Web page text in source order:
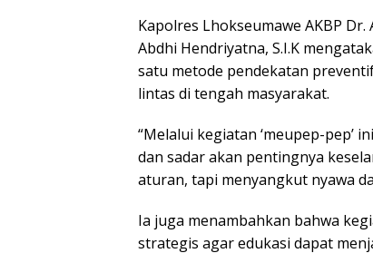
Kapolres Lhokseumawe AKBP Dr.
Abdhi Hendriyatna, S.I.K
satu metode pendekatan
lintas di tengah masyarakat.
“Melalui kegiatan ‘meupep-pep’
dan sadar akan pentingnya
aturan, tapi menyangkut nyawa
Ia juga menambahkan bahwa
strategis agar edukasi dapat